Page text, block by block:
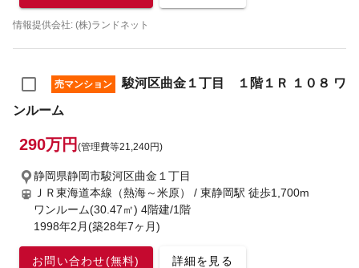
情報提供会社: (株)ランドネット
売マンション
駿河区曲金１丁目 １階１Ｒ １０８ ワ
ンルーム
290万円 (管理費等21,240円)
静岡県静岡市駿河区曲金１丁目
ＪＲ東海道本線（熱海～米原） / 東静岡駅 徒歩1,700m
ワンルーム(30.47㎡) 4階建/1階
1998年2月(築28年7ヶ月)
お問い合わせ(無料) 詳細を見る